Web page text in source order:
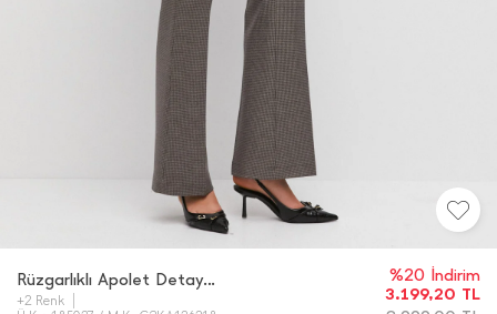
Rüzgarlıklı Apolet Detaylı Kaban
+2 Renk
%20 İndirim
3.199,20 TL